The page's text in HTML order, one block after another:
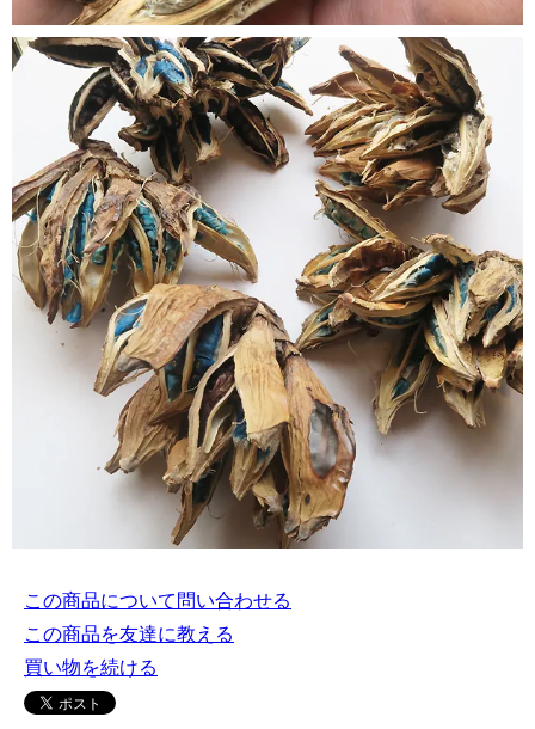
この商品について問い合わせる
この商品を友達に教える
買い物を続ける